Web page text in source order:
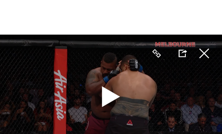
contenido
principal